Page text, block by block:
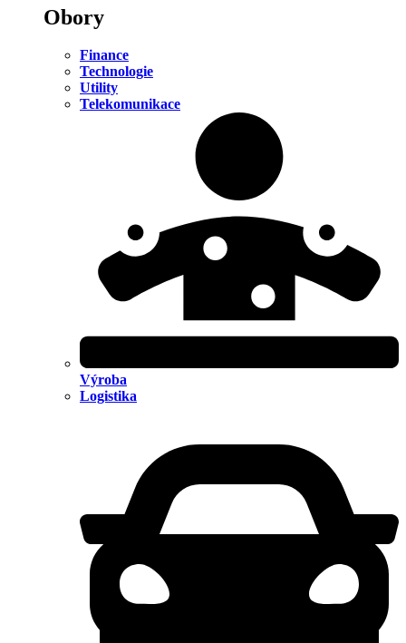
Obory
Finance
Technologie
Utility
Telekomunikace
Výroba
Logistika